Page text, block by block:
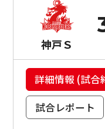
神戸Ｓ
詳細情報 (試合
試合レポート